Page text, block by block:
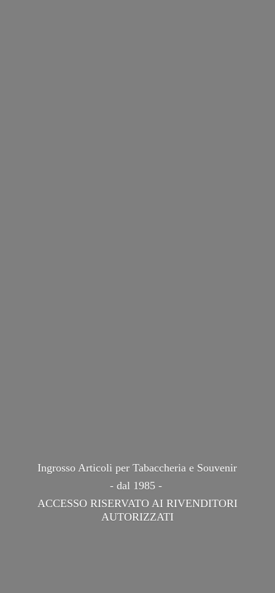
Ingrosso Articoli per Tabaccheria e Souvenir
- dal 1985 -
ACCESSO RISERVATO AI RIVENDITORI
AUTORIZZATI